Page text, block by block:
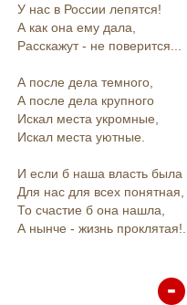
У нас в России лепятся!
А как она ему дала,
Расскажут - не поверится...
А после дела темного,
А после дела крупного
Искал места укромные,
Искал места уютные.
И если б наша власть была
Для нас для всех понятная,
То счастие б она нашла,
А нынче - жизнь проклятая!..
-